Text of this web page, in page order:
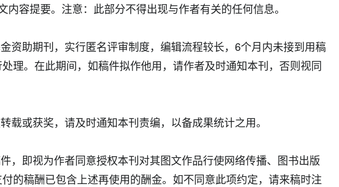
内容提要。注意：此部分不得出现与作者有关的任何信息。
助期刊，实行匿名评审制度，编辑流程较长，6个月内未接到用稿
理。在此期间，如稿件拟作他用，请作者及时通知本刊，否则视同
或获奖，请及时通知本刊责编，以备成果统计之用。
即视为作者同意授权本刊对其图文作品行使网络传播、图书出版
的稿酬已包含上述再使用的酬金。如不同意此项约定，请来稿时注